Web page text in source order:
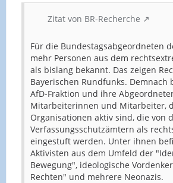
Zitat von BR-Recherche
Für die Bundestagsabgeordneten
mehr Personen aus dem
als bislang bekannt. Das zeigen
Bayerischen Rundfunks. Demnach
AfD-Fraktion und ihre
Mitarbeiterinnen und Mitarbeiter,
Organisationen aktiv sind, die von
Verfassungsschutzämtern als
eingestuft werden. Unter ihnen
Aktivisten aus dem Umfeld der
Bewegung", ideologische
Rechten" und mehrere Neonazis.